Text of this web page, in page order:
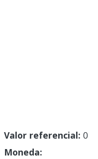
Valor referencial: 0
Moneda: